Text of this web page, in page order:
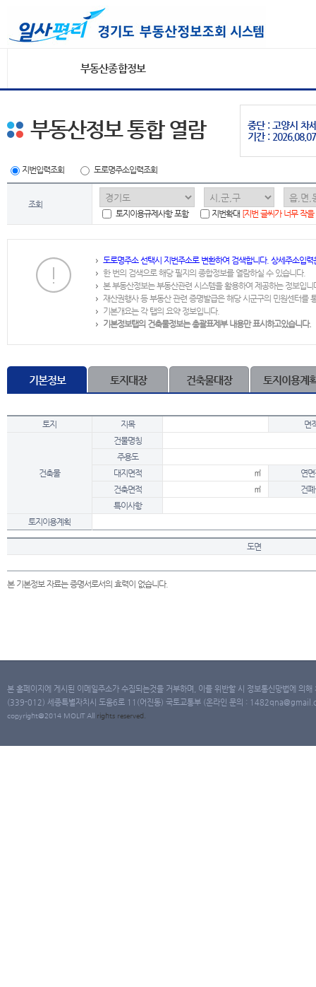
부동산종합정보
중단 : 고양시 차
기간 :
부동산정보 통합 열람
지번입력조회 도로명주소입력조회
조회
토지이용규제사항 포함
지번확대 [지번 글씨가 너무 작
도로명주소 선택시 지번주소로 변환하여 검색합니다. 상세주소입
한 번의 검색으로 해당 필지의 종합정보를 열람하실 수 있습니다.
본 부동산정보는 부동산관련 시스템을 활용하여 제공하는 정보입니
재산권행사 등 부동산 관련 증명발급은 해당 시군구의 민원센터를
기본개요는 각 탭의 요약 정보입니다.
기본정보탭의 건축물정보는 총괄표제부 내용만 표시하고있습니다.
기본정보 토지대장 건축물대장 토지이용계
토지 지목 면
건축물
건물명칭
주용도
대지면적
㎡
연
건축면적
㎡
건
특이사항
토지이용계획
도면
본 기본정보 자료는 증명서로서의 효력이 없습니다.
본 홈페이지에 게시된 이메일주소가 수집되는것을 거부하며, 이를 위반할 시 정보통신망법에 의
(339-012) 세종특별자치시 도움6로 11(어진동) 국토교통부 (온라인 문의 :
copyright@2014 MOLIT All rights reserved.